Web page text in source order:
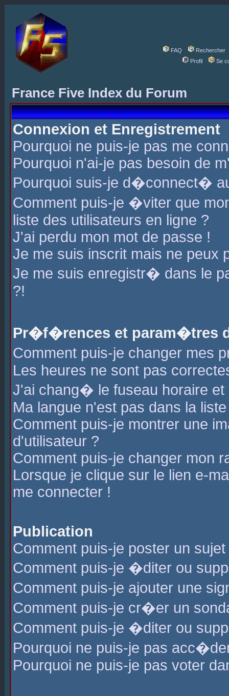
FAQ
Rechercher
Profil
Se
France Five Index du Forum
Connexion et Enregistrement
Pourquoi ne puis-je pas me
Pourquoi n'ai-je pas besoin de
Pourquoi suis-je d�connect�
Comment puis-je �viter que
liste des utilisateurs en ligne ?
J'ai perdu mon mot de passe !
Je me suis inscrit mais ne peux
Je me suis enregistr� dans le
?!
Pr�f�rences et param�tres
Comment puis-je changer mes
Les heures ne sont pas
J'ai chang� le fuseau horaire
Ma langue n'est pas dans la
Comment puis-je montrer une
d'utilisateur ?
Comment puis-je changer mon
Lorsque je clique sur le lien e-
me connecter !
Publication
Comment puis-je poster un
Comment puis-je �diter ou
Comment puis-je ajouter une
Comment puis-je cr�er un
Comment puis-je �diter ou
Pourquoi ne puis-je pas
Pourquoi ne puis-je pas voter